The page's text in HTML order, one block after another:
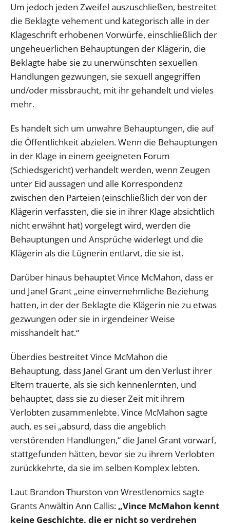
Um jedoch jeden Zweifel auszuschließen, bestreitet
die Beklagte vehement und kategorisch alle in der
Klageschrift erhobenen Vorwürfe, einschließlich der
ungeheuerlichen Behauptungen der Klägerin, die
Beklagte habe sie zu unerwünschten sexuellen
Handlungen gezwungen, sie sexuell angegriffen
und/oder missbraucht, mit ihr gehandelt und vieles
mehr.
Es handelt sich um unwahre Behauptungen, die auf
die Öffentlichkeit abzielen. Wenn die Behauptungen
in der Klage in einem geeigneten Forum
(Schiedsgericht) verhandelt werden, wenn Zeugen
unter Eid aussagen und alle Korrespondenz
zwischen den Parteien (einschließlich der von der
Klägerin verfassten, die sie in ihrer Klage absichtlich
nicht erwähnt hat) vorgelegt wird, werden die
Behauptungen und Ansprüche widerlegt und die
Klägerin als die Lügnerin entlarvt, die sie ist.
Darüber hinaus behauptet Vince McMahon, dass er
und Janel Grant „eine einvernehmliche Beziehung
hatten, in der der Beklagte die Klägerin nie zu etwas
gezwungen oder sie in irgendeiner Weise
misshandelt hat.“
Überdies bestreitet Vince McMahon die
Behauptung, dass Janel Grant um den Verlust ihrer
Eltern trauerte, als sie sich kennenlernten, und
behauptet, dass sie zu dieser Zeit mit ihrem
Verlobten zusammenlebte. Vince McMahon sagte
auch, es sei „absurd, dass die angeblich
verstörenden Handlungen,“ die Janel Grant vorwarf,
stattgefunden hätten, bevor sie zu ihrem Verlobten
zurückkehrte, da sie im selben Komplex lebten.
Laut Brandon Thurston von Wrestlenomics sagte
Grants Anwältin Ann Callis: „Vince McMahon kennt
keine Geschichte, die er nicht so verdrehen